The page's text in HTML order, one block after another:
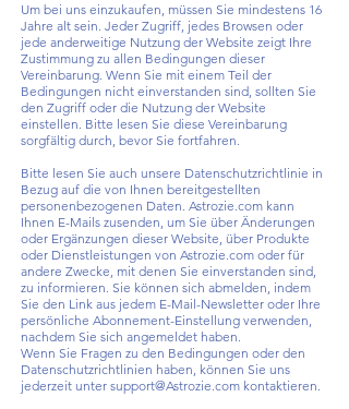
Um bei uns einzukaufen, müssen Sie mindestens 16
Jahre alt sein. Jeder Zugriff, jedes Browsen oder
jede anderweitige Nutzung der Website zeigt Ihre
Zustimmung zu allen Bedingungen dieser
Vereinbarung. Wenn Sie mit einem Teil der
Bedingungen nicht einverstanden sind, sollten Sie
den Zugriff oder die Nutzung der Website
einstellen. Bitte lesen Sie diese Vereinbarung
sorgfältig durch, bevor Sie fortfahren.
Bitte lesen Sie auch unsere Datenschutzrichtlinie in
Bezug auf die von Ihnen bereitgestellten
personenbezogenen Daten. Astrozie.com kann
Ihnen E-Mails zusenden, um Sie über Änderungen
oder Ergänzungen dieser Website, über Produkte
oder Dienstleistungen von Astrozie.com oder für
andere Zwecke, mit denen Sie einverstanden sind,
zu informieren. Sie können sich abmelden, indem
Sie den Link aus jedem E-Mail-Newsletter oder Ihre
persönliche Abonnement-Einstellung verwenden,
nachdem Sie sich angemeldet haben.
Wenn Sie Fragen zu den Bedingungen oder den
Datenschutzrichtlinien haben, können Sie uns
jederzeit unter support@Astrozie.com kontaktieren.